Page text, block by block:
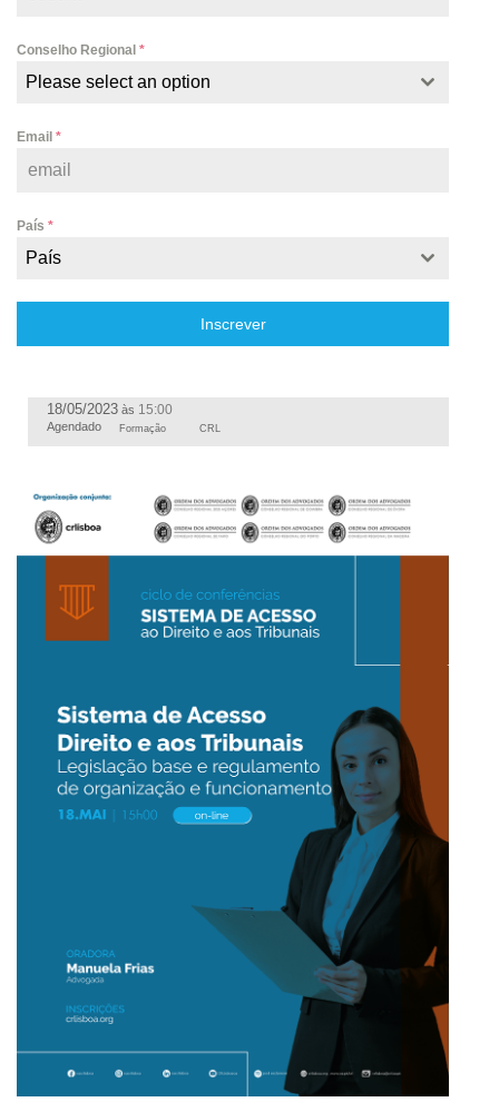
Conselho Regional *
Please select an option
Email *
País *
País
Inscrever
18/05/2023 às 15:00
Agendado Formação CRL